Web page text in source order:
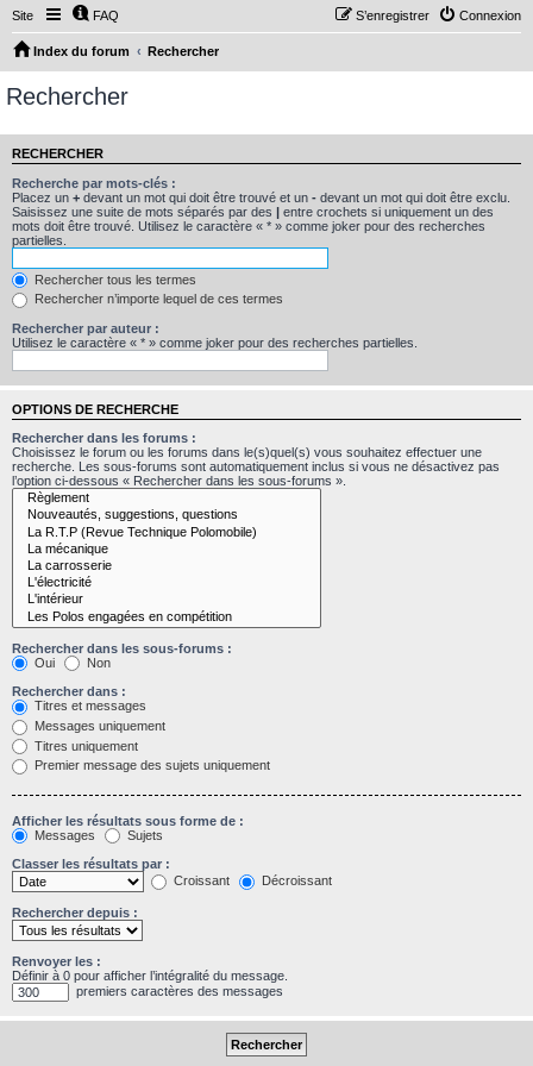
Site FAQ Connexion
S’enregistrer
Index du forum Rechercher
Rechercher
RECHERCHER
Recherche par mots-clés :
Placez un + devant un mot qui doit être trouvé et un - devant un mot qui doit être exclu.
Saisissez une suite de mots séparés par des | entre crochets si uniquement un des
mots doit être trouvé. Utilisez le caractère « * » comme joker pour des recherches
partielles.
Rechercher tous les termes
Rechercher n’importe lequel de ces termes
Rechercher par auteur :
Utilisez le caractère « * » comme joker pour des recherches partielles.
OPTIONS DE RECHERCHE
Rechercher dans les forums :
Choisissez le forum ou les forums dans le(s)quel(s) vous souhaitez effectuer une
recherche. Les sous-forums sont automatiquement inclus si vous ne désactivez pas
l’option ci-dessous « Rechercher dans les sous-forums ».
Rechercher dans les sous-forums :
Oui
Non
Rechercher dans :
Titres et messages
Messages uniquement
Titres uniquement
Premier message des sujets uniquement
Afficher les résultats sous forme de :
Messages
Sujets
Classer les résultats par :
Croissant
Décroissant
Rechercher depuis :
Renvoyer les :
Définir à 0 pour afficher l’intégralité du message.
premiers caractères des messages